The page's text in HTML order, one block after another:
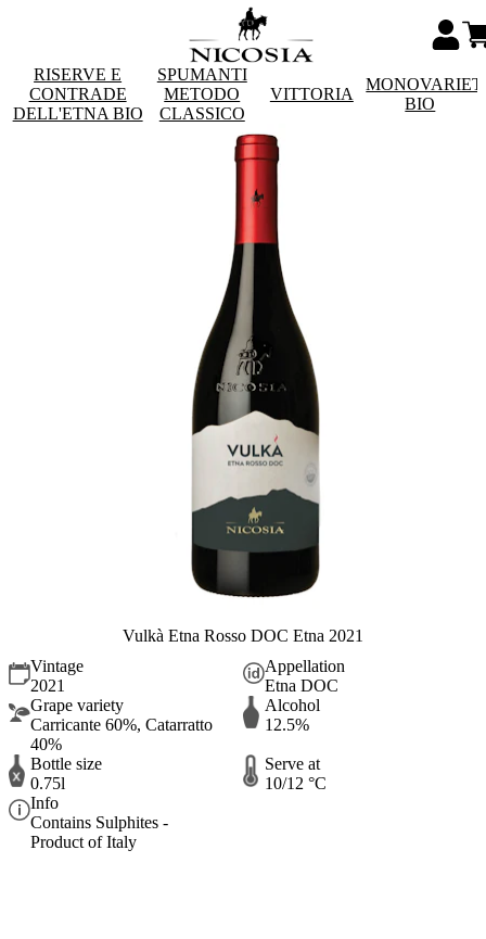
RISERVE E
CONTRADE
DELL'ETNA BIO
SPUMANTI
METODO
CLASSICO
VITTORIA
BIO
Vulkà Etna Rosso DOC Etna 2021
Vintage
2021
Appellation
Etna DOC
Grape variety
Carricante 60%, Catarratto
40%
Alcohol
12.5%
Bottle size
0.75l
Serve at
10/12 °C
Info
Contains Sulphites -
Product of Italy